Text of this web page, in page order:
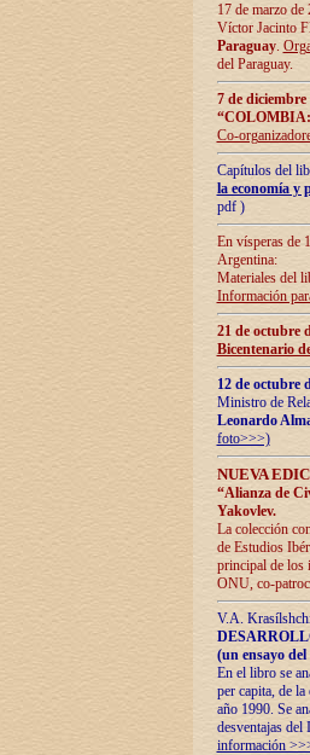
17 de marzo
Víctor Jacinto
Paraguay.
del Paraguay.
7 de
Co-
Capítulos del
la economía y
pdf )
En vísperas de
Argentina:
Materiales del
Información
21 de octubre
Bicentenario
12 de octubre
Ministro de
Leonardo
foto>>>)
NUEVA
“Alianza de
Yakovlev.
La colección
de Estudios
principal de los
ONU, co-
V.A.
(un ensayo
En el libro se
per capita, de
año 1990. Se
desventajas
información